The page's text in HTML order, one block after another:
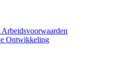
Arbeidsvoorwaarden
Ontwikkeling